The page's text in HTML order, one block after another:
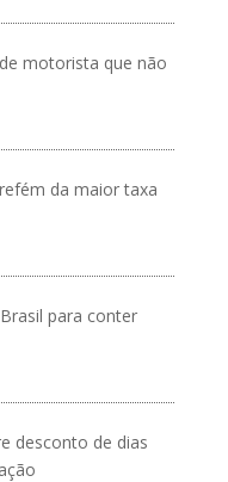
motorista que não
da maior taxa
para conter
desconto de dias